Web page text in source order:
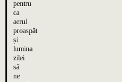
pentru
ca
aerul
proaspăt
și
lumina
zilei
să
ne